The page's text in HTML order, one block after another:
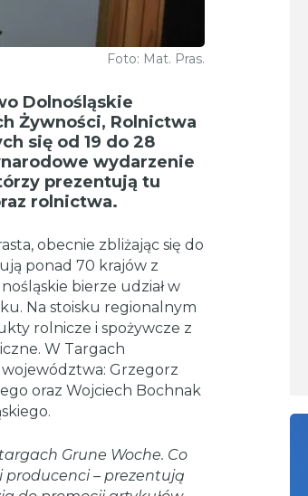
Foto: Mat. Pras.
Dolnośląskie
Żywności, Rolnictwa
się od 19 do 28
wydarzenie
prezentują tu
rolnictwa.
obecnie zbliżając się do
ponad 70 krajów z
bierze udział w
Na stoisku regionalnym
rolnicze i spożywcze z
W Targach
Grzegorz
oraz Wojciech Bochnak
Grune Woche. Co
producenci – prezentują